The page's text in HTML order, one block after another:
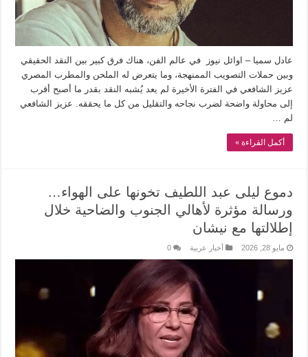
عادل سميا – اوائل نيوز في عالم الفن، هناك فرق كبير بين النقد الحقيقي
وبين حملات التصويب الممنهجة، وما يتعرض له الملحن والمطرب المصري
عزيز الشافعي في الفترة الأخيرة لم يعد يُشبه النقد بقدر ما أصبح أقرب
إلى محاولة واضحة لضرب نجاحه والتقليل من كل ما يحققه. عزيز الشافعي
لم …
أكمل القراءة »
دموع ليلى عبد اللطيف تخونها على الهواء…
ورسالة مؤثرة لأهالي الجنوب والضاحية خلال
إطلالتها مع نيشان
مايو 28, 2026 أخبار عربية 0